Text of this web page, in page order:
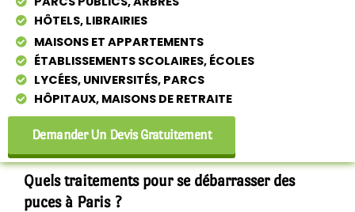
HÔTELS, LIBRAIRIES
MAISONS ET APPARTEMENTS
ÉTABLISSEMENTS SCOLAIRES, ÉCOLES
LYCÉES, UNIVERSITÉS, PARCS
HÔPITAUX, MAISONS DE RETRAITE
Demander Un Devis Gratuitement
Quels traitements pour se débarrasser des
puces à Paris ?